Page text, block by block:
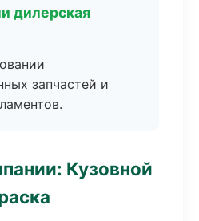
дилерская
запчастей и
Кузовной